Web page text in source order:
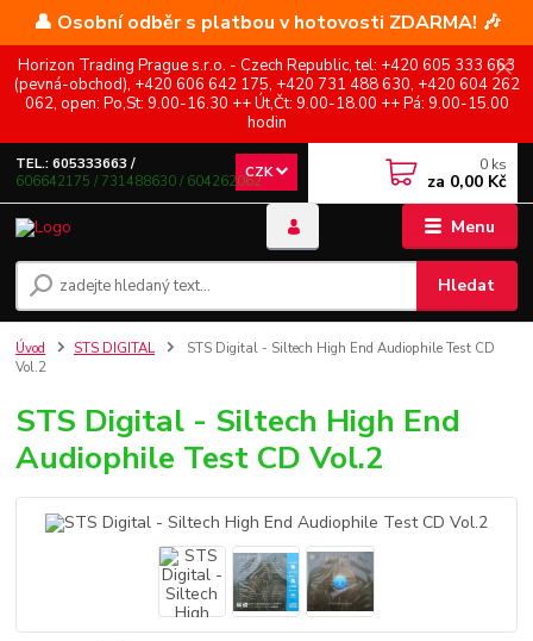
👤 Osobní odběr s platbou v hotovosti ZDARMA! 🎶
Horizon Trading Prague s.r.o. - Czech Republic, tel: +420 605 333 663
(pevná-obchod), +420 606 642 175, +420 731 488 630, +420 604 262
062, open: Po,St: 9.00-16.30 ++ Út,Čt: 9.00-18.00 ++ Pá: 9.00-15.00
hodin
Menu
CZK
Hledat
TEL.: 605333663 /
606642175 / 731488630 / 604262062
0 ks
za 0,00 Kč
Úvod STS DIGITAL
STS Digital - Siltech High End Audiophile Test CD
Vol.2
STS Digital - Siltech High End
Audiophile Test CD Vol.2